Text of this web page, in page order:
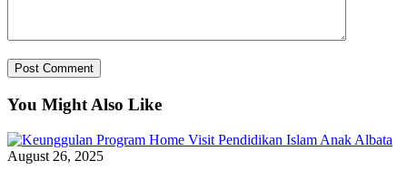
You Might Also Like
August 26, 2025